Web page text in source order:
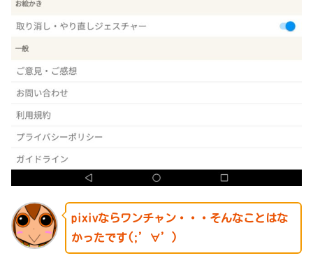
pixivならワンチャン・・・そんなことはな
かったです(;’∀’)